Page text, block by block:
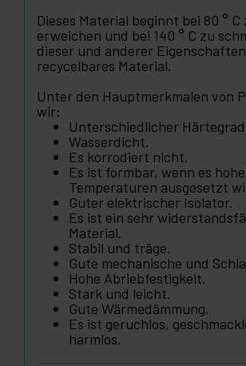
Dieses Material beginnt bei 80 ° C
erweichen und bei 140 ° C zu
dieser und anderer
recycelbares Material.
Unter den Hauptmerkmalen von
wir:
Unterschiedlicher
Wasserdicht.
Es korrodiert nicht.
Es ist formbar, wenn es
Temperaturen ausgesetzt
Guter elektrischer Isolator.
Es ist ein sehr
Material.
Stabil und träge.
Gute mechanische und
Hohe Abriebfestigkeit.
Stark und leicht.
Gute Wärmedämmung.
Es ist geruchlos,
harmlos.